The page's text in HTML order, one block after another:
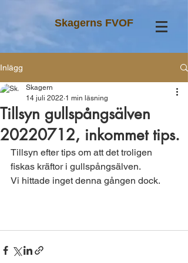
Skagerns FVOF
Inlägg
Tillsyn gullspångsälven
20220712, inkommet tips.
Skagern
14 juli 2022 1 min läsning
Tillsyn efter tips om att det troligen
fiskas kräftor i gullspångsälven.
Vi hittade inget denna gången dock.